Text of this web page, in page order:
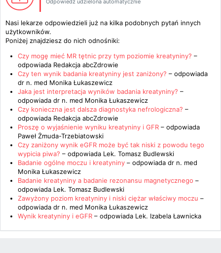
Odpowiedź udzielona automatycznie
Nasi lekarze odpowiedzieli już na kilka podobnych pytań innych
użytkowników.
Poniżej znajdziesz do nich odnośniki:
Czy mogę mieć MR tętnic przy tym poziomie kreatyniny? –
odpowiada Redakcja abcZdrowie
Czy ten wynik badania kreatyniny jest zaniżony? – odpowiada
dr n. med Monika Łukaszewicz
Jaka jest interpretacja wyników badania kreatyniny? –
odpowiada dr n. med Monika Łukaszewicz
Czy konieczna jest dalsza diagnostyka nefrologiczna? –
odpowiada Redakcja abcZdrowie
Proszę o wyjaśnienie wyniku kreatyniny i GFR – odpowiada
Paweł Żmuda-Trzebiatowski
Czy zaniżony wynik eGFR może być tak niski z powodu tego
wypicia piwa? – odpowiada Lek. Tomasz Budlewski
Badanie ogólne moczu i kreatyniny – odpowiada dr n. med
Monika Łukaszewicz
Badanie kreatyniny a badanie rezonansu magnetycznego –
odpowiada Lek. Tomasz Budlewski
Zawyżony poziom kreatyniny i niski ciężar właściwy moczu –
odpowiada dr n. med Monika Łukaszewicz
Wynik kreatyniny i eGFR – odpowiada Lek. Izabela Ławnicka